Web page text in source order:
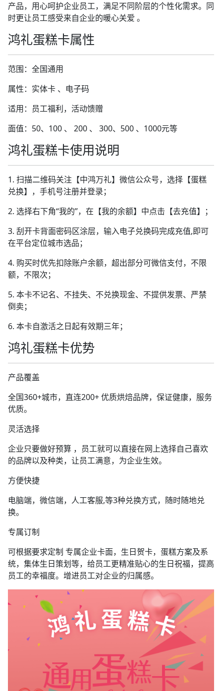
产品，用心呵护企业员工，满足不同阶层的个性化需求。同
时更让员工感受来自企业的暖心关爱 。
鸿礼蛋糕卡属性
范围：全国通用
属性：实体卡 、电子码
适用：员工福利，活动馈赠
面值：50、100 、 200 、 300、500 、1000元等
鸿礼蛋糕卡使用说明
1. 扫描二维码关注【中鸿万礼】微信公众号，选择【蛋糕
兑换】，手机号注册并登录；
2. 选择右下角“我的”，在【我的余额】中点击【去充值】；
3. 刮开卡背面密码区涂层，输入电子兑换码完成充值,即可
在平台定位城市选品；
4. 购买时优先扣除账户余额，超出部分可微信支付，不限
额，不限次；
5. 本卡不记名、不挂失、不兑换现金、不提供发票、严禁
倒卖；
6. 本卡自激活之日起有效期三年；
鸿礼蛋糕卡优势
产品覆盖
全国360+城市，直连200+ 优质烘焙品牌，保证健康，服务
优质。
灵活选择
企业只要做好预算 ，员工就可以直接在网上选择自己喜欢
的品牌以及种类，让员工满意，为企业生效。
方便快捷
电脑端，微信端，人工客服,等3种兑换方式，随时随地兑
换。
专属订制
可根据要求定制 专属企业卡面，生日贺卡，蛋糕方案及系
统，集体生日策划等，给员工更精准贴心的生日祝福，提高
员工的幸福度。增进员工对企业的归属感。